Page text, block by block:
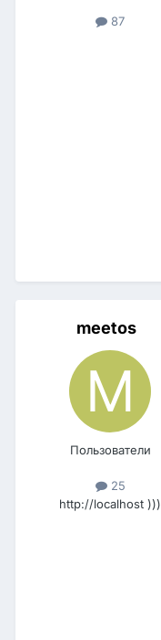
87
meetos
Пользователи
25
http://localhost )))